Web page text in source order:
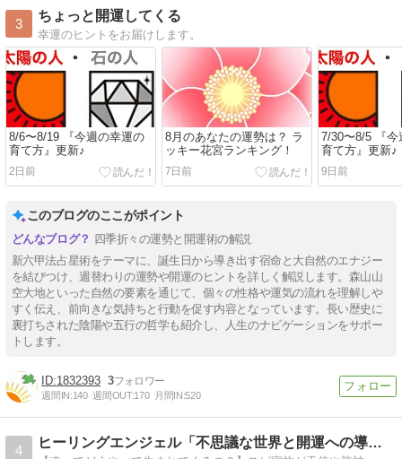
3
ちょっと開運してくる
幸運のヒントをお届けします。
8/6〜8/19 『今週の幸運の
育て方』更新♪
2日前
8月のあなたの運勢は？ ラ
ッキー花宮ランキング！
7日前
7/30〜8/5 『今
育て方』更新♪
9日前
このブログのここがポイント
四季折々の運勢と開運術の解説
新六甲法占星術をテーマに、誕生日から導き出す宿命と大自然のエナジー
を結びつけ、週替わりの運勢や開運のヒントを詳しく解説します。森山山
空大地といった自然の要素を通じて、個々の性格や運気の流れを理解しや
すく伝え、前向きな気持ちと行動を促す内容となっています。長い歴史に
裏打ちされた陰陽や五行の哲学も紹介し、人生のナビゲーションをサポー
トします。
1832393 3
週間IN:140 週間OUT:170 月間IN:520
4
ヒーリングエンジェル「不思議な世界と開運への導き」